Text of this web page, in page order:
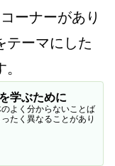
ーナーがあり
テーマにした
学ぶために
のよく分からないことば
たく異なることがあり